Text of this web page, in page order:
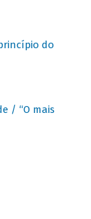
do
/ “O mais